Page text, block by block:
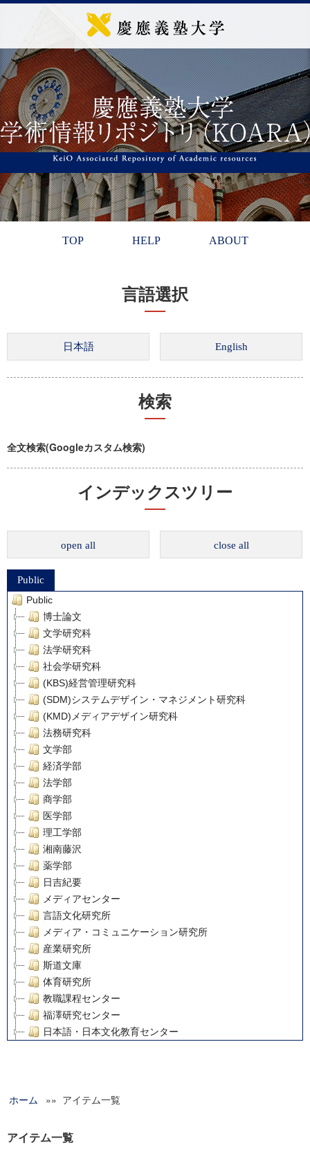
TOP HELP ABOUT
言語選択
検索
全文検索(Googleカスタム検索)
インデックスツリー
open all close all
Public
Public
博士論文
文学研究科
法学研究科
社会学研究科
(KBS)経営管理研究科
(SDM)システムデザイン・マネジメント研究科
(KMD)メディアデザイン研究科
法務研究科
文学部
経済学部
法学部
商学部
医学部
理工学部
湘南藤沢
薬学部
日吉紀要
メディアセンター
言語文化研究所
メディア・コミュニケーション研究所
産業研究所
斯道文庫
体育研究所
教職課程センター
福澤研究センター
日本語・日本文化教育センター
グローバルリサーチインスティテュート
科学研究費補助金研究成果報告書
ホーム »» アイテム一覧
アイテム一覧